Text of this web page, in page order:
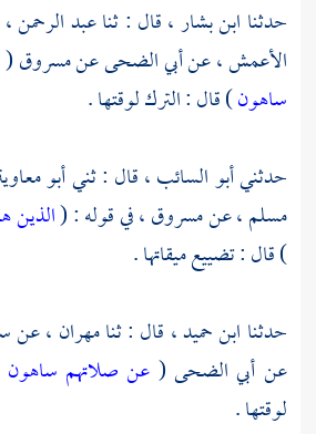
حدثنا ابن بشار، قال : ثناعبد الرحمن
الأعمش، عنأبي الضحىعنمسروق(
ساهون) قال : الترك لوقتها .
حدثنيأبو السائب، قال : ثنيأبو
مسلم، عنمسروق، في قوله : (
) قال : تضييع ميقاتها .
حدثنا ابن حميد، قال : ثنامهران ، عن
عن أبي الضحى ( عن صلاتهم ساهون
لوقتها .